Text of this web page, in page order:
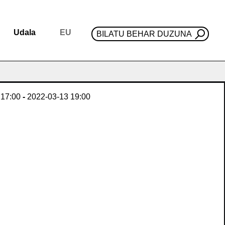
Udala EU BILATU BEHAR DUZUNA
17:00 - 2022-03-13 19:00